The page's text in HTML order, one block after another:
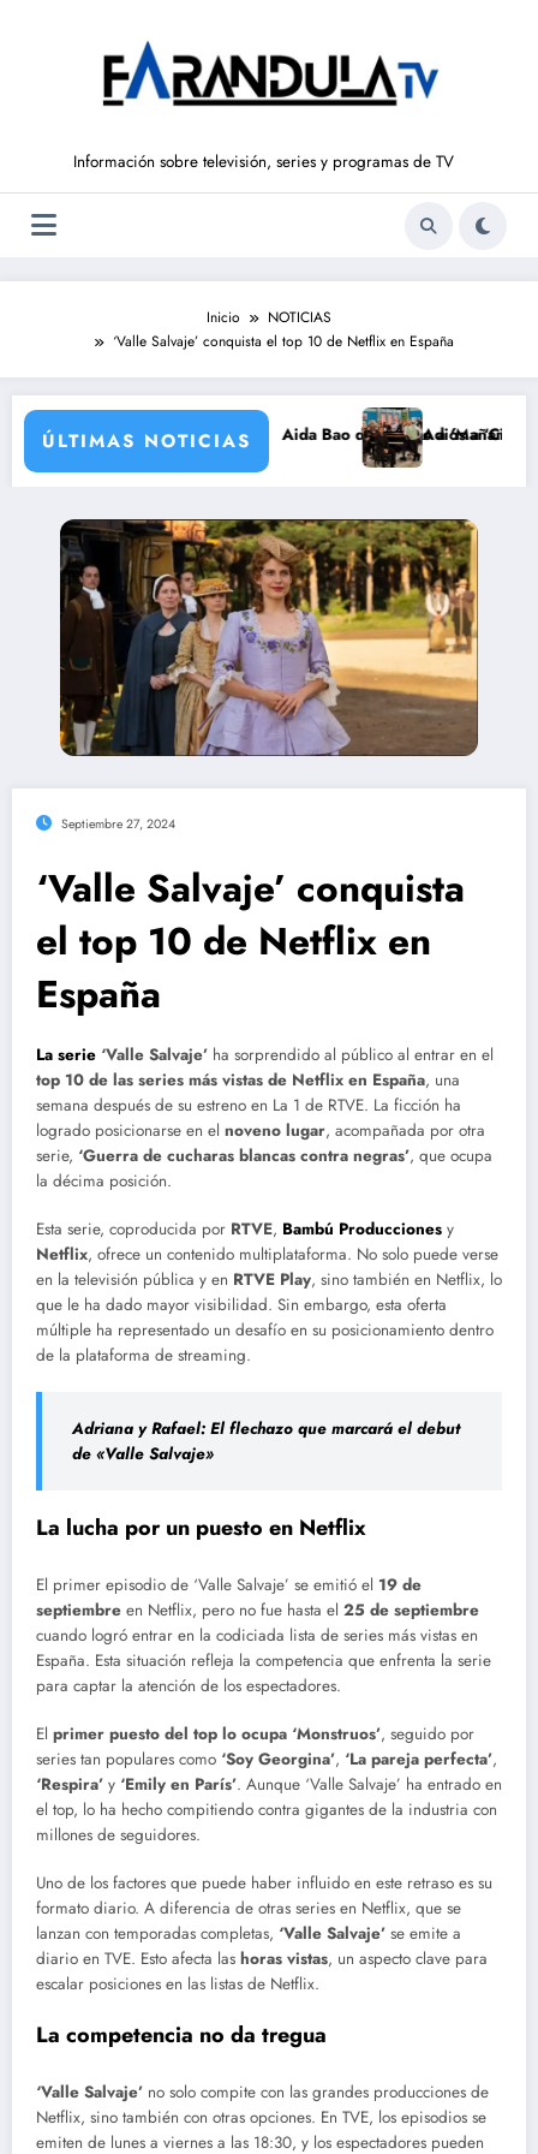
Información sobre televisión, series y programas de TV
Inicio
NOTICIAS
‘Valle Salvaje’ conquista el top 10 de Netflix en España
ÚLTIMAS NOTICIAS
a ‘La Hora de La 1’ y Aida Bao da el salto a ‘Mañaneros 360’
Adiós a ‘Cine de barrio’
Septiembre 27, 2024
‘Valle Salvaje’ conquista
el top 10 de Netflix en
España
La serie ‘Valle Salvaje’ ha sorprendido al público al entrar en el
top 10 de las series más vistas de Netflix en España, una
semana después de su estreno en La 1 de RTVE. La ficción ha
logrado posicionarse en el noveno lugar, acompañada por otra
serie, ‘Guerra de cucharas blancas contra negras’, que ocupa
la décima posición.
Esta serie, coproducida por RTVE, Bambú Producciones y
Netflix, ofrece un contenido multiplataforma. No solo puede verse
en la televisión pública y en RTVE Play, sino también en Netflix, lo
que le ha dado mayor visibilidad. Sin embargo, esta oferta
múltiple ha representado un desafío en su posicionamiento dentro
de la plataforma de streaming.
Adriana y Rafael: El flechazo que marcará el debut
de «Valle Salvaje»
La lucha por un puesto en Netflix
El primer episodio de ‘Valle Salvaje’ se emitió el 19 de
septiembre en Netflix, pero no fue hasta el 25 de septiembre
cuando logró entrar en la codiciada lista de series más vistas en
España. Esta situación refleja la competencia que enfrenta la serie
para captar la atención de los espectadores.
El primer puesto del top lo ocupa ‘Monstruos’, seguido por
series tan populares como ‘Soy Georgina’, ‘La pareja perfecta’,
‘Respira’ y ‘Emily en París’. Aunque ‘Valle Salvaje’ ha entrado en
el top, lo ha hecho compitiendo contra gigantes de la industria con
millones de seguidores.
Uno de los factores que puede haber influido en este retraso es su
formato diario. A diferencia de otras series en Netflix, que se
lanzan con temporadas completas, ‘Valle Salvaje’ se emite a
diario en TVE. Esto afecta las horas vistas, un aspecto clave para
escalar posiciones en las listas de Netflix.
La competencia no da tregua
‘Valle Salvaje’ no solo compite con las grandes producciones de
Netflix, sino también con otras opciones. En TVE, los episodios se
emiten de lunes a viernes a las 18:30, y los espectadores pueden